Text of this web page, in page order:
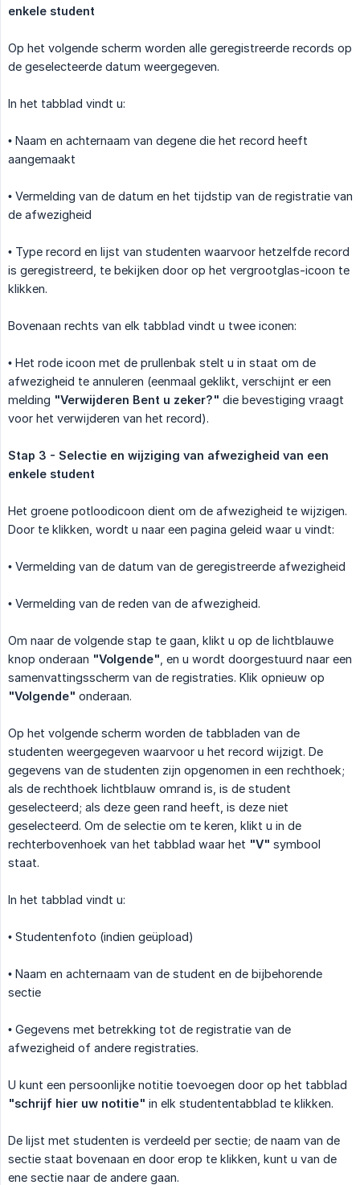
enkele student
Op het volgende scherm worden alle geregistreerde records op
de geselecteerde datum weergegeven.
In het tabblad vindt u:
• Naam en achternaam van degene die het record heeft
aangemaakt
• Vermelding van de datum en het tijdstip van de registratie van
de afwezigheid
• Type record en lijst van studenten waarvoor hetzelfde record
is geregistreerd, te bekijken door op het vergrootglas-icoon te
klikken.
Bovenaan rechts van elk tabblad vindt u twee iconen:
• Het rode icoon met de prullenbak stelt u in staat om de
afwezigheid te annuleren (eenmaal geklikt, verschijnt er een
melding "Verwijderen Bent u zeker?" die bevestiging vraagt
voor het verwijderen van het record).
Stap 3 - Selectie en wijziging van afwezigheid van een
enkele student
Het groene potloodicoon dient om de afwezigheid te wijzigen.
Door te klikken, wordt u naar een pagina geleid waar u vindt:
• Vermelding van de datum van de geregistreerde afwezigheid
• Vermelding van de reden van de afwezigheid.
Om naar de volgende stap te gaan, klikt u op de lichtblauwe
knop onderaan "Volgende" , en u wordt doorgestuurd naar een
samenvattingsscherm van de registraties. Klik opnieuw op
"Volgende" onderaan.
Op het volgende scherm worden de tabbladen van de
studenten weergegeven waarvoor u het record wijzigt. De
gegevens van de studenten zijn opgenomen in een rechthoek;
als de rechthoek lichtblauw omrand is, is de student
geselecteerd; als deze geen rand heeft, is deze niet
geselecteerd. Om de selectie om te keren, klikt u in de
rechterbovenhoek van het tabblad waar het "V" symbool
staat.
In het tabblad vindt u:
• Studentenfoto (indien geüpload)
• Naam en achternaam van de student en de bijbehorende
sectie
• Gegevens met betrekking tot de registratie van de
afwezigheid of andere registraties.
U kunt een persoonlijke notitie toevoegen door op het tabblad
"schrijf hier uw notitie" in elk studententabblad te klikken.
De lijst met studenten is verdeeld per sectie; de naam van de
sectie staat bovenaan en door erop te klikken, kunt u van de
ene sectie naar de andere gaan.